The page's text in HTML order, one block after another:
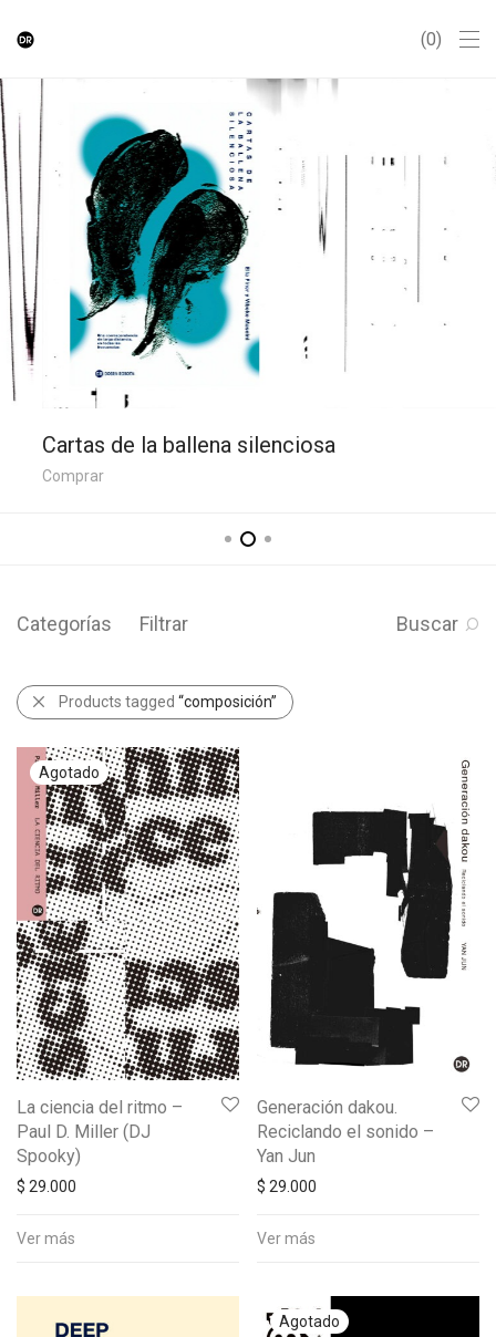
0
Cartas de la ballena silenciosa
Comprar
Categorías Filtrar Buscar
Products tagged “composición”
La ciencia del ritmo –
Paul D. Miller (DJ
Spooky)
$ 29.000
Ver más
Generación dakou.
Reciclando el sonido –
Yan Jun
$ 29.000
Ver más